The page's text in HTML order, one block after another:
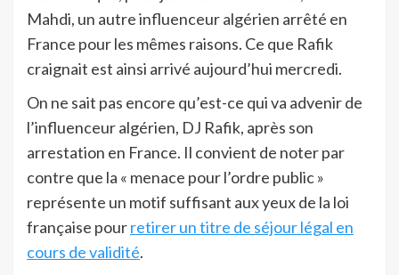
Mahdi, un autre influenceur algérien arrêté en
France pour les mêmes raisons. Ce que Rafik
craignait est ainsi arrivé aujourd’hui mercredi.
On ne sait pas encore qu’est-ce qui va advenir de
l’influenceur algérien, DJ Rafik, après son
arrestation en France. Il convient de noter par
contre que la « menace pour l’ordre public »
représente un motif suffisant aux yeux de la loi
française pourretirer un titre de séjour légal en
cours de validité.